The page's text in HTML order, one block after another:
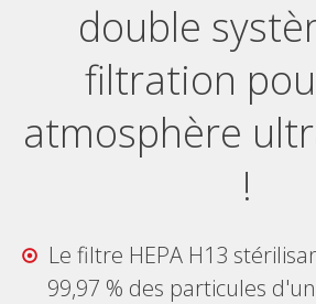
double
filtration
atmosphère
!
Le filtre HEPA H13
99,97 % des particules